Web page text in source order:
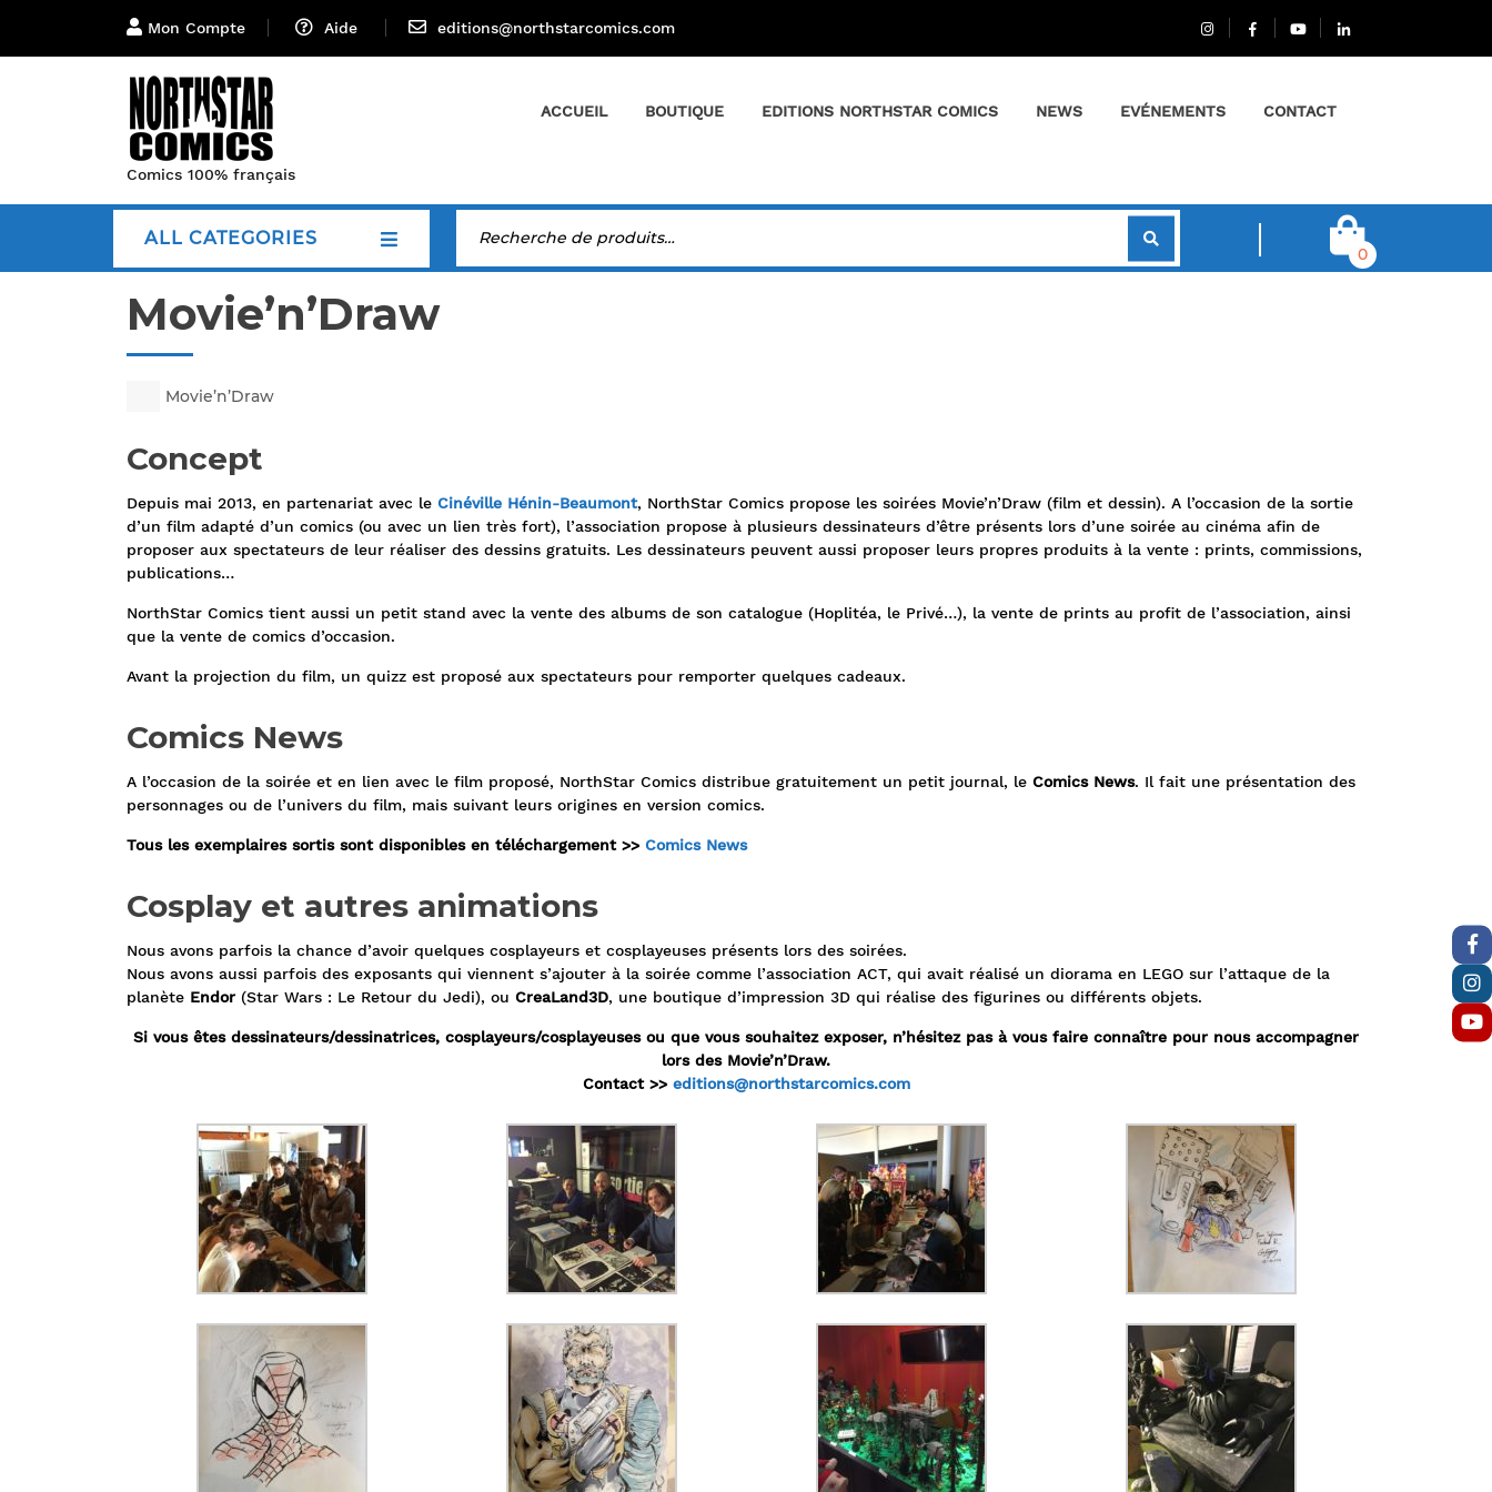
Mon Compte Aide editions@northstarcomics.com
Comics 100% français
ACCUEIL BOUTIQUE EDITIONS NORTHSTAR COMICS NEWS EVÉNEMENTS CONTACT
ALL CATEGORIES
0
Movie’n’Draw
Movie’n’Draw
Concept
Depuis mai 2013, en partenariat avec le Cinéville Hénin-Beaumont, NorthStar Comics propose les soirées Movie’n’Draw (film et dessin). A l’occasion de la sortie
d’un film adapté d’un comics (ou avec un lien très fort), l’association propose à plusieurs dessinateurs d’être présents lors d’une soirée au cinéma afin de
proposer aux spectateurs de leur réaliser des dessins gratuits. Les dessinateurs peuvent aussi proposer leurs propres produits à la vente : prints, commissions,
publications…
NorthStar Comics tient aussi un petit stand avec la vente des albums de son catalogue (Hoplitéa, le Privé…), la vente de prints au profit de l’association, ainsi
que la vente de comics d’occasion.
Avant la projection du film, un quizz est proposé aux spectateurs pour remporter quelques cadeaux.
Comics News
A l’occasion de la soirée et en lien avec le film proposé, NorthStar Comics distribue gratuitement un petit journal, le Comics News. Il fait une présentation des
personnages ou de l’univers du film, mais suivant leurs origines en version comics.
Tous les exemplaires sortis sont disponibles en téléchargement >> Comics News
Cosplay et autres animations
Nous avons parfois la chance d’avoir quelques cosplayeurs et cosplayeuses présents lors des soirées.
Nous avons aussi parfois des exposants qui viennent s’ajouter à la soirée comme l’association ACT, qui avait réalisé un diorama en LEGO sur l’attaque de la
planète Endor (Star Wars : Le Retour du Jedi), ou CreaLand3D, une boutique d’impression 3D qui réalise des figurines ou différents objets.
Si vous êtes dessinateurs/dessinatrices, cosplayeurs/cosplayeuses ou que vous souhaitez exposer, n’hésitez pas à vous faire connaître pour nous accompagner
lors des Movie’n’Draw.
Contact >> editions@northstarcomics.com